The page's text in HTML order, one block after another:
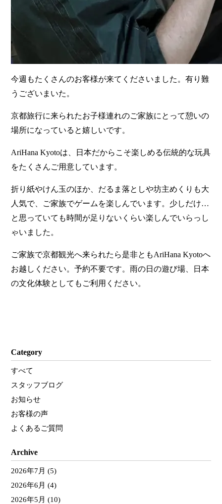
今週もたくさんのお客様が来てくださいました。有り難
うございまいた。
京都旅行に来られたお子様連れのご家族にとって憩いの
場所になっていると嬉しいです。
AriHana Kyotoは、日本だからこそ楽しめる伝統的な玩具
をたくさんご用意しています。
折り紙やけん玉のほか、だるま落としや坊主めくりも大
人気で、ご家族でゲームを楽しんでいます。少しだけ…
と思っていても時間が足りないくらい楽しんでいらっし
ゃいました。
ご家族で京都観光へ来られたら是非ともAriHana Kyotoへ
お越しください。予約不要です。雨の日の遊び場、日本
の文化体験としてもご利用ください。
Category
すべて
スタッフブログ
お知らせ
お客様の声
よくあるご質問
Archive
2026年7月 (5)
2026年6月 (4)
2026年5月 (10)